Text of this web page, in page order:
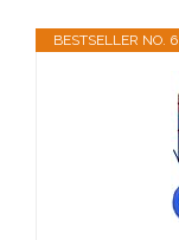
BESTSELLER NO. 6